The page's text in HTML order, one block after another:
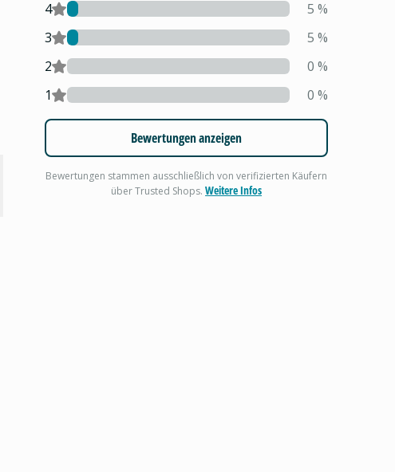
4
5 %
3
5 %
2
0 %
1
0 %
Bewertungen anzeigen
Bewertungen stammen ausschließlich von verifizierten Käufern
über Trusted Shops.Weitere Infos